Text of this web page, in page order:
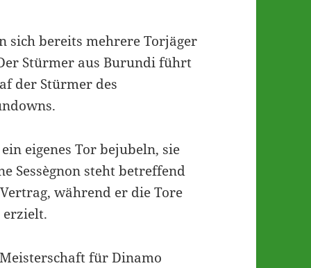
sich bereits mehrere Torjäger
Stürmer aus Burundi führt
der Stürmer des
eigenes Tor bejubeln, sie
Sessègnon steht betreffend
während er die Tore
für Dinamo